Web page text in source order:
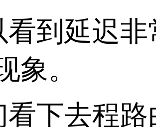
看到延迟
象。
看下去程